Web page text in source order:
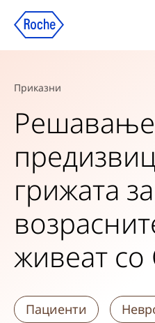
Приказни
грижата за
живеат
Пациенти